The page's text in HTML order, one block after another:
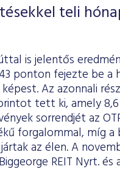
teli
is jelentős
ponton fejezte be a
Az azonnali
tett ki, amely
sorrendjét az
forgalommal, míg
az élen. A
REIT Nyrt. és